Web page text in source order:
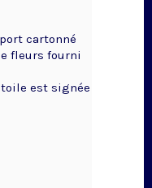
cartonné
fleurs fourni
est signée